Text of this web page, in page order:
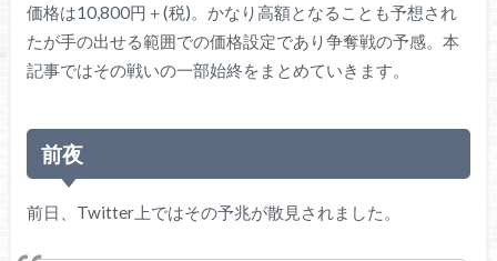
価格は10,800円＋(税)。かなり高額となることも予想され
たが手の出せる範囲での価格設定であり争奪戦の予感。本
記事ではその戦いの一部始終をまとめていきます。
前夜
前日、Twitter上ではその予兆が散見されました。